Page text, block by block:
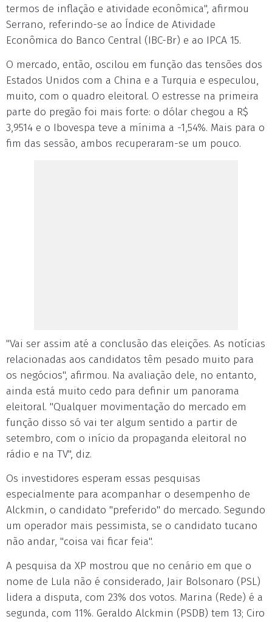
termos de inflação e atividade econômica", afirmou
Serrano, referindo-se ao Índice de Atividade
Econômica do Banco Central (IBC-Br) e ao IPCA 15.
O mercado, então, oscilou em função das tensões dos
Estados Unidos com a China e a Turquia e especulou,
muito, com o quadro eleitoral. O estresse na primeira
parte do pregão foi mais forte: o dólar chegou a R$
3,9514 e o Ibovespa teve a mínima a -1,54%. Mais para o
fim das sessão, ambos recuperaram-se um pouco.
"Vai ser assim até a conclusão das eleições. As notícias
relacionadas aos candidatos têm pesado muito para
os negócios", afirmou. Na avaliação dele, no entanto,
ainda está muito cedo para definir um panorama
eleitoral. "Qualquer movimentação do mercado em
função disso só vai ter algum sentido a partir de
setembro, com o início da propaganda eleitoral no
rádio e na TV", diz.
Os investidores esperam essas pesquisas
especialmente para acompanhar o desempenho de
Alckmin, o candidato "preferido" do mercado. Segundo
um operador mais pessimista, se o candidato tucano
não andar, "coisa vai ficar feia".
A pesquisa da XP mostrou que no cenário em que o
nome de Lula não é considerado, Jair Bolsonaro (PSL)
lidera a disputa, com 23% dos votos. Marina (Rede) é a
segunda, com 11%. Geraldo Alckmin (PSDB) tem 13; Ciro